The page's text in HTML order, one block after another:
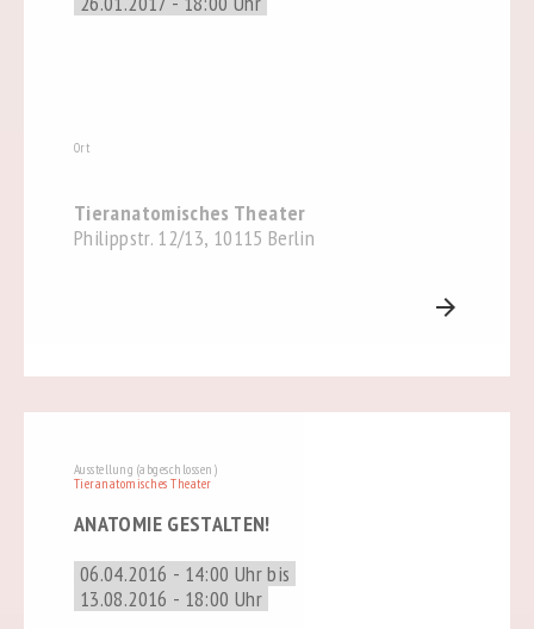
Ort
Tieranatomisches Theater
Philippstr. 12/13, 10115 Berlin
arrow_forward
Ausstellung (abgeschlossen)
Tieranatomisches Theater
ANATOMIE GESTALTEN!
06.04.2016 - 14:00 Uhr bis
13.08.2016 - 18:00 Uhr